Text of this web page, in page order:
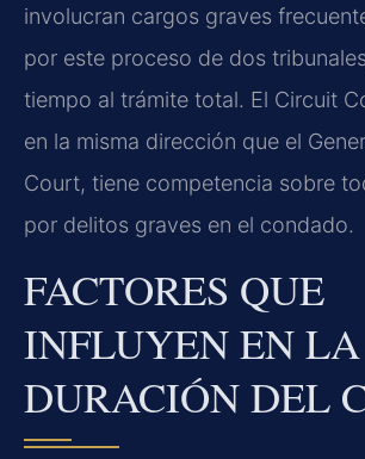
involucran cargos graves
por este proceso de dos
tiempo al trámite total. El Circuit
en la misma dirección que el
Court, tiene competencia sobre
por delitos graves en el condado.
FACTORES QUE
INFLUYEN EN LA
DURACIÓN DEL